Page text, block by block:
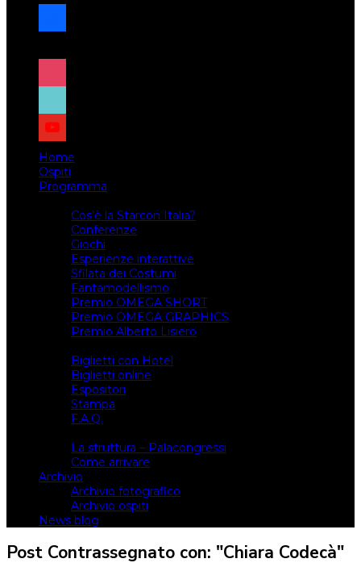
facebook
x
instagram
tiktok
youtube
Home
Ospiti
Programma
Cos’è la Starcon Italia?
Conferenze
Giochi
Esperienze interattive
Sfilata dei Costumi
Fantamodellismo
Premio OMEGA SHORT
Premio OMEGA GRAPHICS
Premio Alberto Lisiero
Biglietti con Hotel
Biglietti online
Espositori
Stampa
F.A.Q.
La struttura – Palacongressi
Come arrivare
Archivio
Archivio fotografico
Archivio ospiti
News blog
Post Contrassegnato con: "Chiara Codecà"